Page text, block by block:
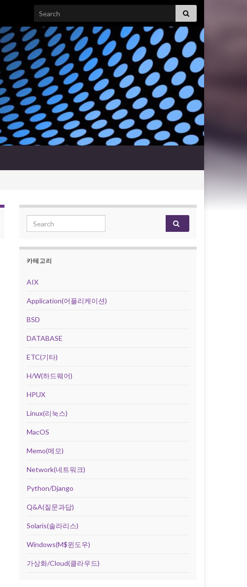
Search for:
Search for:
카테고리
AIX
Application(어플리케이션)
BSD
DATABASE
ETC(기타)
H/W(하드웨어)
HPUX
Linux(리눅스)
MacOS
Memo(메모)
Network(네트워크)
Python/Django
Q&A(질문과답)
Solaris(솔라리스)
Windows(M$윈도우)
가상화/Cloud(클라우드)